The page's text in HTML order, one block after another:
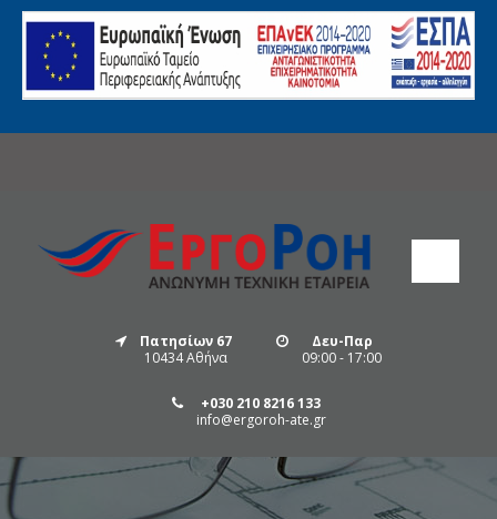
Πατησίων 67
10434 Αθήνα
Δευ-Παρ
09:00 - 17:00
+030 210 8216 133
info@ergoroh-ate.gr